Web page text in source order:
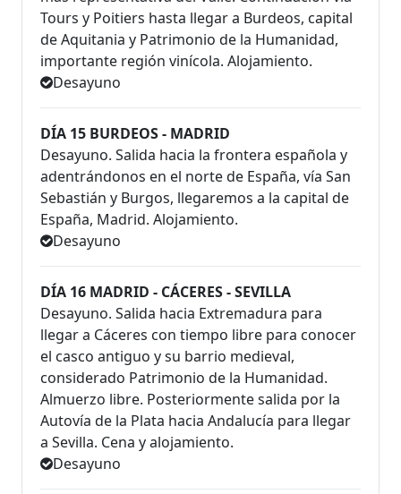
Tours y Poitiers hasta llegar a Burdeos, capital
de Aquitania y Patrimonio de la Humanidad,
importante región vinícola. Alojamiento.
Desayuno
DÍA 15 BURDEOS - MADRID
Desayuno. Salida hacia la frontera española y
adentrándonos en el norte de España, vía San
Sebastián y Burgos, llegaremos a la capital de
España, Madrid. Alojamiento.
Desayuno
DÍA 16 MADRID - CÁCERES - SEVILLA
Desayuno. Salida hacia Extremadura para
llegar a Cáceres con tiempo libre para conocer
el casco antiguo y su barrio medieval,
considerado Patrimonio de la Humanidad.
Almuerzo libre. Posteriormente salida por la
Autovía de la Plata hacia Andalucía para llegar
a Sevilla. Cena y alojamiento.
Desayuno